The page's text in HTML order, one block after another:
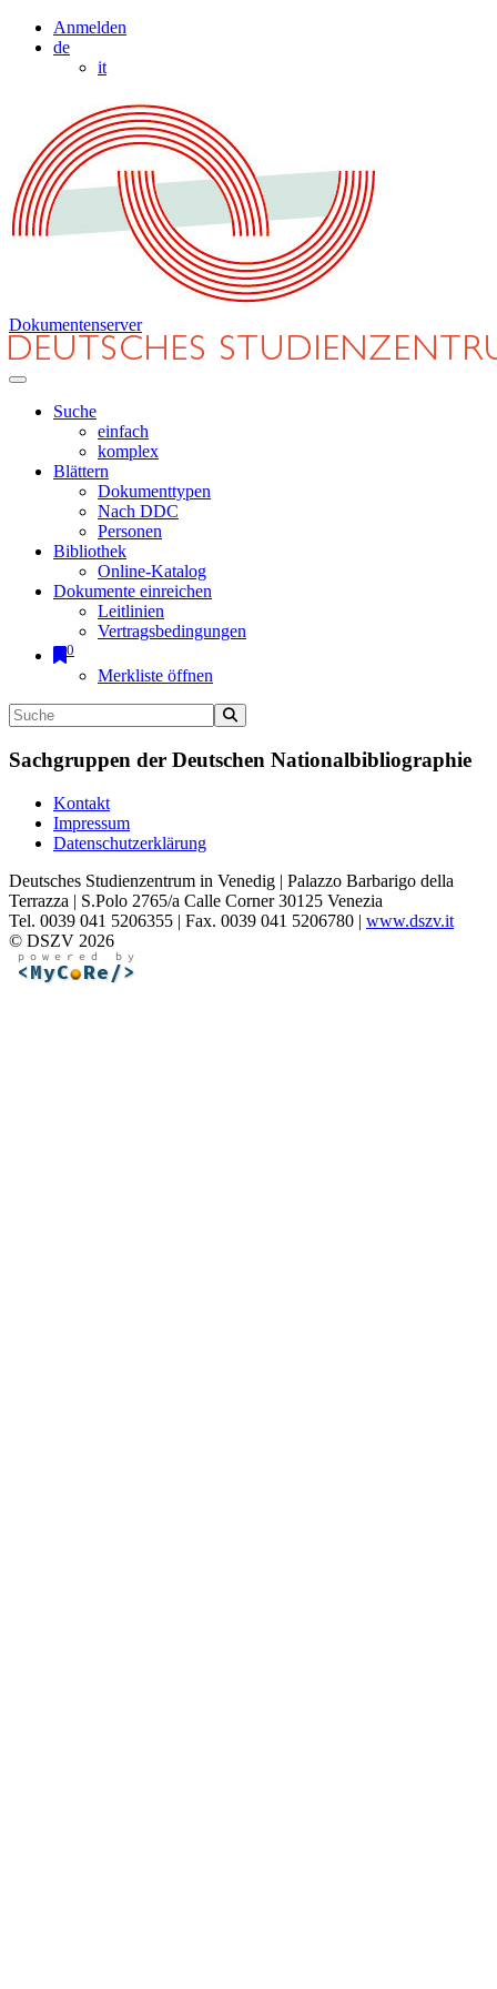
Anmelden
de
it
Dokumentenserver
Suche
einfach
komplex
Blättern
Dokumenttypen
Nach DDC
Personen
Bibliothek
Online-Katalog
Dokumente einreichen
Leitlinien
Vertragsbedingungen
0
Merkliste öffnen
Sachgruppen der Deutschen Nationalbibliographie
Kontakt
Impressum
Datenschutzerklärung
Deutsches Studienzentrum in Venedig | Palazzo Barbarigo della
Terrazza | S.Polo 2765/a Calle Corner 30125 Venezia
Tel. 0039 041 5206355 | Fax. 0039 041 5206780 | www.dszv.it
© DSZV 2026